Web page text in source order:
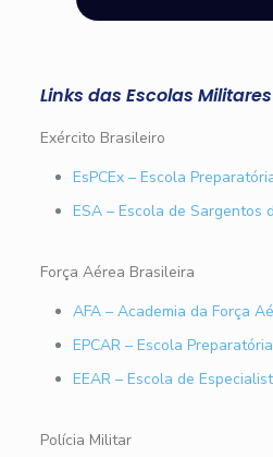
Links das Escolas Militares
Exército Brasileiro
EsPCEx – Escola
ESA – Escola de Sargentos
Força Aérea Brasileira
AFA – Academia da Força
EPCAR – Escola
EEAR – Escola de
Polícia Militar